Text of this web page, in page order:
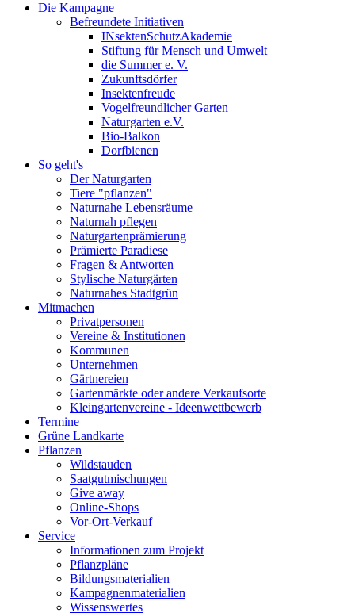
Die Kampagne
Befreundete Initiativen
INsektenSchutzAkademie
Stiftung für Mensch und Umwelt
die Summer e. V.
Zukunftsdörfer
Insektenfreude
Vogelfreundlicher Garten
Naturgarten e.V.
Bio-Balkon
Dorfbienen
So geht's
Der Naturgarten
Tiere "pflanzen"
Naturnahe Lebensräume
Naturnah pflegen
Naturgartenprämierung
Prämierte Paradiese
Fragen & Antworten
Stylische Naturgärten
Naturnahes Stadtgrün
Mitmachen
Privatpersonen
Vereine & Institutionen
Kommunen
Unternehmen
Gärtnereien
Gartenmärkte oder andere Verkaufsorte
Kleingartenvereine - Ideenwettbewerb
Termine
Grüne Landkarte
Pflanzen
Wildstauden
Saatgutmischungen
Give away
Online-Shops
Vor-Ort-Verkauf
Service
Informationen zum Projekt
Pflanzpläne
Bildungsmaterialien
Kampagnenmaterialien
Wissenswertes